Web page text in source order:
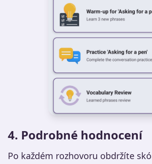
4. Podrobné hodnocení
Po každém rozhovoru obdržíte